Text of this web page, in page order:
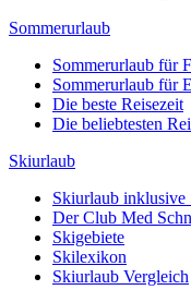
Sommerurlaub
Sommerurlaub für
Sommerurlaub für
Die beste Reisezeit
Die beliebtesten
Skiurlaub
Skiurlaub inklusive
Der Club Med
Skigebiete
Skilexikon
Skiurlaub Vergleich